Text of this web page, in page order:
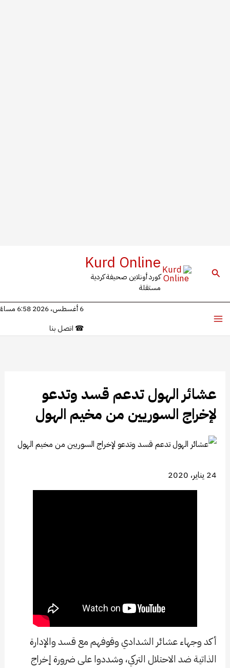
البحث Kurd Online
كورد أونلاين صحيفة كردية
مستقلة
6 أغسطس، 2026 6:58 مساءً
☎ اتصل بنا
​​​​​​​عشائر الهول تدعم قسد وتدعو
لإخراج السوريين من مخيم الهول
24 يناير، 2020
أكد وجهاء عشائر الشدادي وقوفهم مع قسد والإدارة
الذاتية ضد الاحتلال التركي، وشددوا على ضرورة إخراج